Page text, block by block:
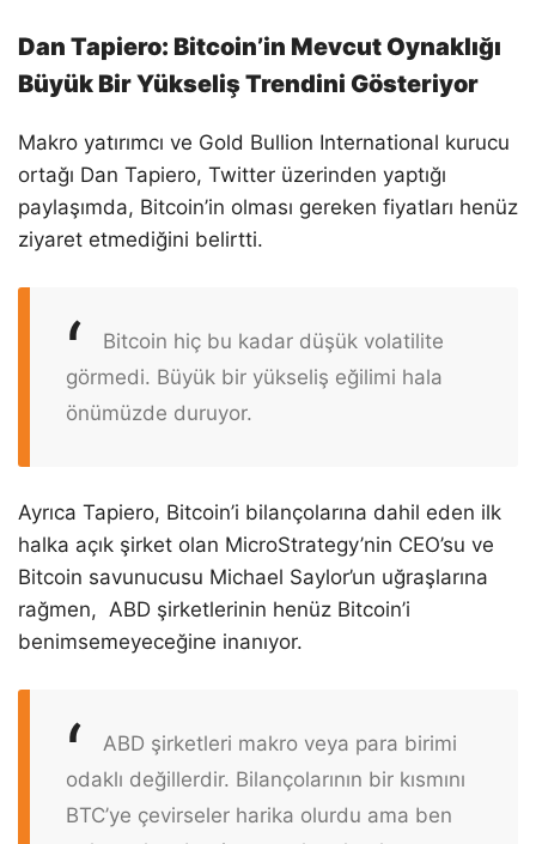
Dan Tapiero: Bitcoin’in Mevcut Oynaklığı
Büyük Bir Yükseliş Trendini Gösteriyor
Makro yatırımcı ve Gold Bullion International kurucu
ortağı Dan Tapiero, Twitter üzerinden yaptığı
paylaşımda, Bitcoin’in olması gereken fiyatları henüz
ziyaret etmediğini belirtti.
Bitcoin hiç bu kadar düşük volatilite
görmedi. Büyük bir yükseliş eğilimi hala
önümüzde duruyor.
Ayrıca Tapiero, Bitcoin’i bilançolarına dahil eden ilk
halka açık şirket olan MicroStrategy’nin CEO’su ve
Bitcoin savunucusu Michael Saylor’un uğraşlarına
rağmen, ABD şirketlerinin henüz Bitcoin’i
benimsemeyeceğine inanıyor.
ABD şirketleri makro veya para birimi
odaklı değillerdir. Bilançolarının bir kısmını
BTC’ye çevirseler harika olurdu ama ben